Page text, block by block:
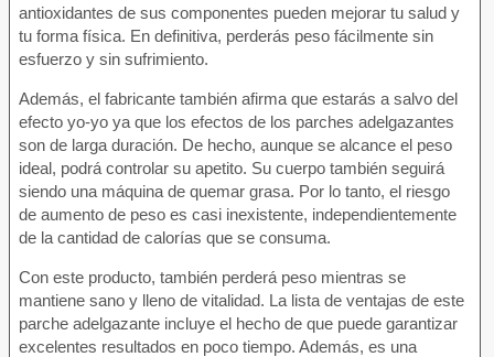
antioxidantes de sus componentes pueden mejorar tu salud y
tu forma física. En definitiva, perderás peso fácilmente sin
esfuerzo y sin sufrimiento.
Además, el fabricante también afirma que estarás a salvo del
efecto yo-yo ya que los efectos de los parches adelgazantes
son de larga duración. De hecho, aunque se alcance el peso
ideal, podrá controlar su apetito. Su cuerpo también seguirá
siendo una máquina de quemar grasa. Por lo tanto, el riesgo
de aumento de peso es casi inexistente, independientemente
de la cantidad de calorías que se consuma.
Con este producto, también perderá peso mientras se
mantiene sano y lleno de vitalidad. La lista de ventajas de este
parche adelgazante incluye el hecho de que puede garantizar
excelentes resultados en poco tiempo. Además, es una